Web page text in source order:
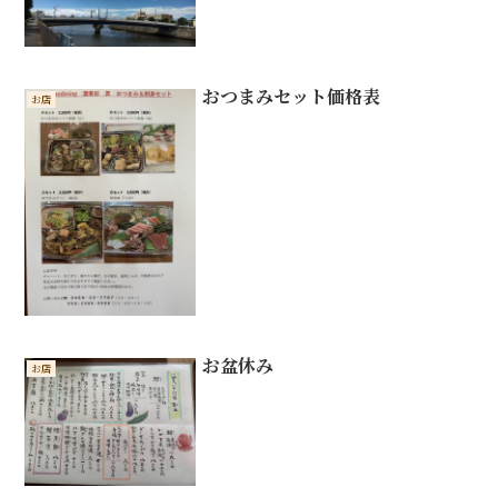
お店 おつまみセット価格表
お店 お盆休み